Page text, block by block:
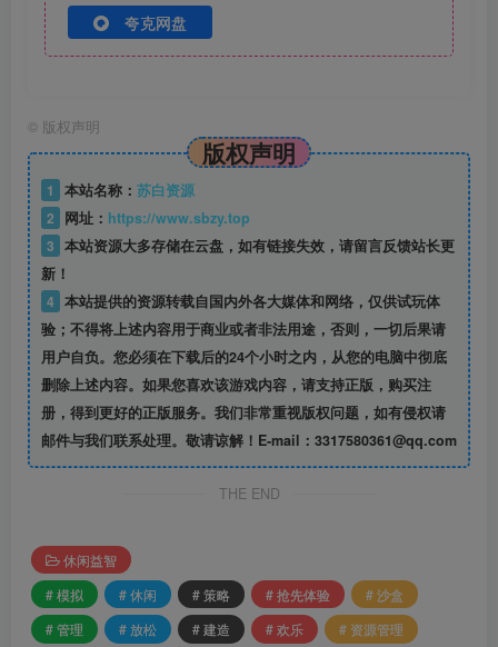
夸克网盘
© 版权声明
版权声明
1 本站名称： 苏白资源
2
网址： https://www.sbzy.top
3 本站资源大多存储在云盘，如有链接失效，请留言反馈站长更
新！
4 本站提供的资源转载自国内外各大媒体和网络，仅供试玩体
验；不得将上述内容用于商业或者非法用途，否则，一切后果请
用户自负。您必须在下载后的24个小时之内，从您的电脑中彻底
删除上述内容。如果您喜欢该游戏内容，请支持正版，购买注
册，得到更好的正版服务。我们非常重视版权问题，如有侵权请
邮件与我们联系处理。敬请谅解！E-mail：3317580361@qq.com
THE END
休闲益智
# 模拟
# 休闲 # 策略 # 抢先体验
# 沙盒
# 管理
# 放松 # 建造 # 欢乐
# 资源管理